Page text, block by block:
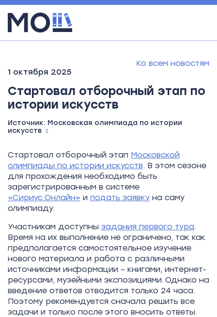
1 октября 2025
Ко всем новостям
Стартовал отборочный этап по
истории искусств
Источник: Московская олимпиада по истории
искусств
Стартовал отборочный этап Московской
олимпиады по истории искусств. В этом сезоне
для прохождения необходимо быть
зарегистрированным в системе
«Сириус.Онлайн» и подать заявку на саму
олимпиаду.
Участникам доступны задания первого тура.
Время на их выполнение не ограничено, так как
предполагается самостоятельное изучение
нового материала и работа с различными
источниками информации – книгами, интернет-
ресурсами, музейными экспозициями. Однако на
введение ответов отводится только 24 часа.
Поэтому рекомендуется сначала решить все
задачи и только после этого вносить ответы.